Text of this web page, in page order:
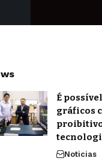
É
gráficos
Noticias